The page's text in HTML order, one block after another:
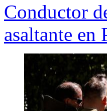
Conductor
asaltante en